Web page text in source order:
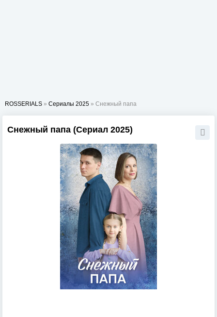
ROSSERIALS » Сериалы 2025 » Снежный папа
Снежный папа (Сериал 2025)